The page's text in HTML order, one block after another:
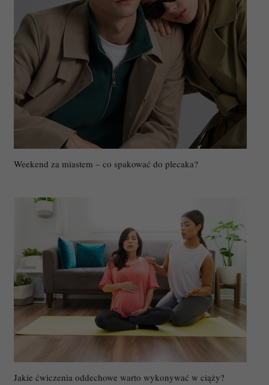
Weekend za miastem – co spakować do plecaka?
Jakie ćwiczenia oddechowe warto wykonywać w ciąży?